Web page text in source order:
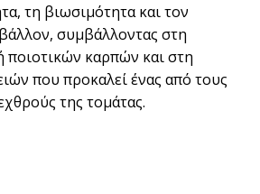
τη βιωσιμότητα και τον
συμβάλλοντας στη
καρπών και στη
που προκαλεί ένας από τους
της τομάτας.